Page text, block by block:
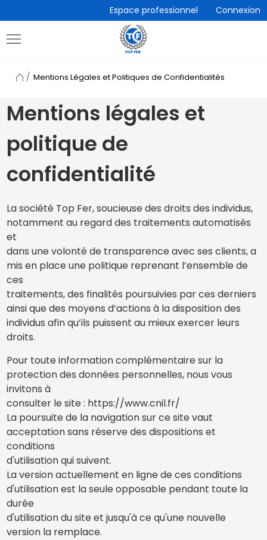
directement
au
contenu
Espace professionnel Connexion
Retour
à
Mentions Légales et Politiques de Confidentialités
Mentions légales et
politique de
confidentialité
La société Top Fer, soucieuse des droits des individus,
notamment au regard des traitements automatisés
et
dans une volonté de transparence avec ses clients, a
mis en place une politique reprenant l’ensemble de
ces
traitements, des finalités poursuivies par ces derniers
ainsi que des moyens d’actions à la disposition des
individus afin qu’ils puissent au mieux exercer leurs
droits.
Pour toute information complémentaire sur la
protection des données personnelles, nous vous
invitons à
consulter le site : https://www.cnil.fr/
La poursuite de la navigation sur ce site vaut
acceptation sans réserve des dispositions et
conditions
d'utilisation qui suivent.
La version actuellement en ligne de ces conditions
d'utilisation est la seule opposable pendant toute la
durée
d'utilisation du site et jusqu'à ce qu'une nouvelle
version la remplace.